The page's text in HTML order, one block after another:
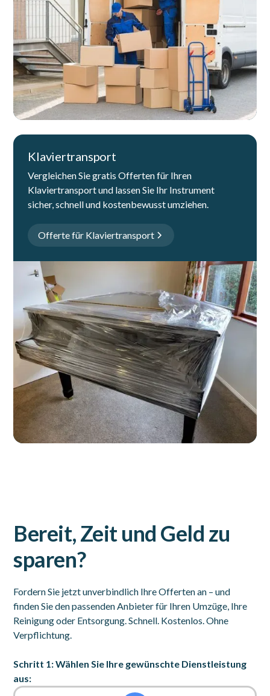
Klaviertransport
Vergleichen Sie gratis Offerten für Ihren
Klaviertransport und lassen Sie Ihr Instrument
sicher, schnell und kostenbewusst umziehen.
Offerte für Klaviertransport
Bereit, Zeit und Geld zu
sparen?
Fordern Sie jetzt unverbindlich Ihre Offerten an – und
finden Sie den passenden Anbieter für Ihren Umzüge, Ihre
Reinigung oder Entsorgung. Schnell. Kostenlos. Ohne
Verpflichtung.
Schritt 1: Wählen Sie Ihre gewünschte Dienstleistung
aus: